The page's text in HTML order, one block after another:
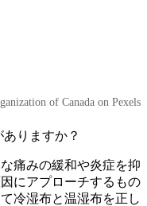
of Canada on Pexels
りますか？
痛みの緩和や炎症を抑
にアプローチするもの
冷湿布と温湿布を正し